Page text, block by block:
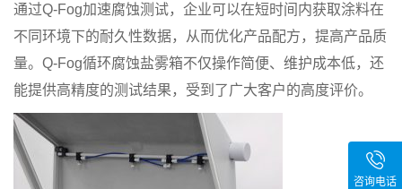
通过Q-Fog加速腐蚀测试，企业可以在短时间内获取涂料在
不同环境下的耐久性数据，从而优化产品配方，提高产品质
量。Q-Fog循环腐蚀盐雾箱不仅操作简便、维护成本低，还
能提供高精度的测试结果，受到了广大客户的高度评价。
咨询电话